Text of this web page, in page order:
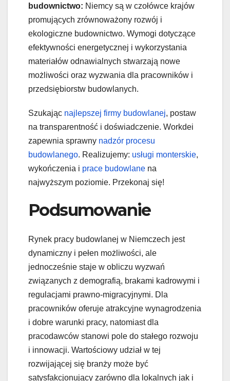
budownictwo: Niemcy są w czołówce krajów
promujących zrównoważony rozwój i
ekologiczne budownictwo. Wymogi dotyczące
efektywności energetycznej i wykorzystania
materiałów odnawialnych stwarzają nowe
możliwości oraz wyzwania dla pracowników i
przedsiębiorstw budowlanych.
Szukając najlepszej firmy budowlanej, postaw
na transparentność i doświadczenie. Workdei
zapewnia sprawny nadzór procesu
budowlanego. Realizujemy: usługi monterskie,
wykończenia i prace budowlane na
najwyższym poziomie. Przekonaj się!
Podsumowanie
Rynek pracy budowlanej w Niemczech jest
dynamiczny i pełen możliwości, ale
jednocześnie staje w obliczu wyzwań
związanych z demografią, brakami kadrowymi i
regulacjami prawno-migracyjnymi. Dla
pracowników oferuje atrakcyjne wynagrodzenia
i dobre warunki pracy, natomiast dla
pracodawców stanowi pole do stałego rozwoju
i innowacji. Wartościowy udział w tej
rozwijającej się branży może być
satysfakcjonujący zarówno dla lokalnych jak i